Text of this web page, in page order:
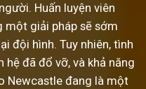
Huấn luyện viên
một giải pháp sẽ sớm
đội hình. Tuy nhiên, tình
đã đổ vỡ, và khả năng
Newcastle đang là một